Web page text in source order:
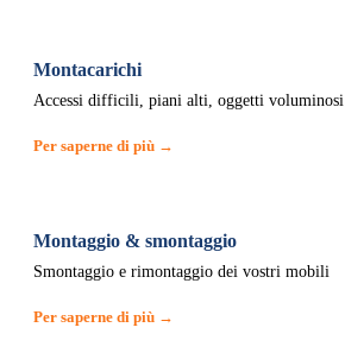
Montacarichi
Accessi difficili, piani alti, oggetti voluminosi
Per saperne di più →
Montaggio & smontaggio
Smontaggio e rimontaggio dei vostri mobili
Per saperne di più →